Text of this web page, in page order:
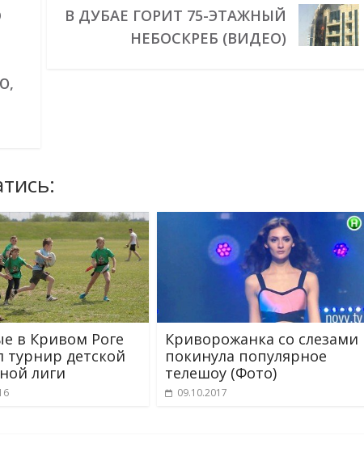
В ДУБАЕ ГОРИТ 75-ЭТАЖНЫЙ
НЕБОСКРЕБ (ВИДЕО)
в Кривом Роге
турнир детской
лиги
Криворожанка со слезами
покинула популярное
телешоу (Фото)
09.10.2017